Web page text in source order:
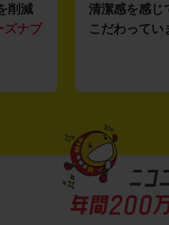
削減
ズナブ
清潔感を感じ
こだわってい